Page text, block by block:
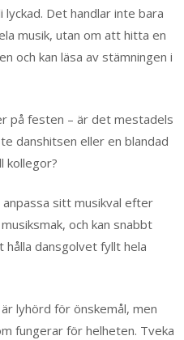
Det handlar inte bara
musik, utan om att hitta en
och kan läsa av stämningen i
på festen – är det mestadels
danshitsen eller en blandad
kollegor?
sitt musikval efter
och kan snabbt
hålla dansgolvet fyllt hela
lyhörd för önskemål, men
fungerar för helheten. Tveka